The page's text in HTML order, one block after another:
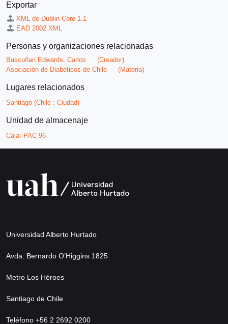
Exportar
XML de Dublin Core 1.1
EAD 2002 XML
Personas y organizaciones relacionadas
Bascuñan Edwards, Carlos
(Creador)
Asociación de Diabéticos de Chile
(Materia)
Lugares relacionados
Santiago (Chile : Ciudad)
Unidad de almacenaje
Caja: PAC 96
Universidad Alberto Hurtado
Avda. Bernardo O’Higgins 1825
Metro Los Héroes
Santiago de Chile
Teléfono +56 2 2692 0200